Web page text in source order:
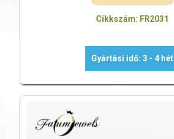
Cikkszám: FR2031
Gyártási idő: 3 - 4 hét